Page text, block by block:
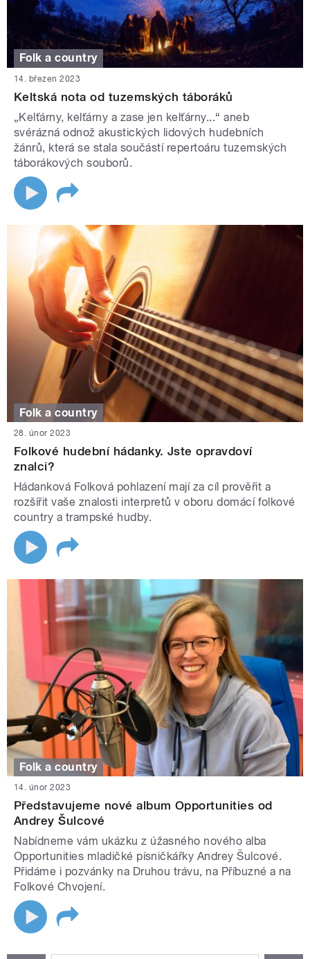
Folk a country
14. březen 2023
Keltská nota od tuzemských táboráků
„Kelťárny, kelťárny a zase jen kelťárny...“ aneb
svérázná odnož akustických lidových hudebních
žánrů, která se stala součástí repertoáru tuzemských
táborákových souborů.
Folk a country
28. únor 2023
Folkové hudební hádanky. Jste opravdoví
znalci?
Hádanková Folková pohlazení mají za cíl prověřit a
rozšířit vaše znalosti interpretů v oboru domácí folkové
country a trampské hudby.
Folk a country
14. únor 2023
Představujeme nové album Opportunities od
Andrey Šulcové
Nabídneme vám ukázku z úžasného nového alba
Opportunities mladičké písničkářky Andrey Šulcové.
Přidáme i pozvánky na Druhou trávu, na Příbuzné a na
Folkové Chvojení.